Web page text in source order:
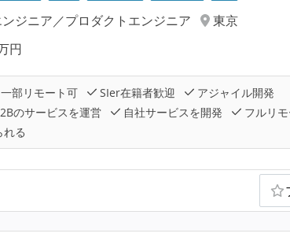
ジニア／プロダクトエンジニア
東京
円
部リモート可 SIer在籍者歓迎
アジャイル開発
のサービスを運営 自社サービスを開発
フルリ
る